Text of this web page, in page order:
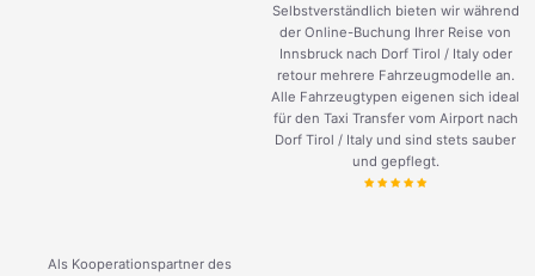
Selbstverständlich bieten wir während
der Online-Buchung Ihrer Reise von
Innsbruck nach Dorf Tirol / Italy oder
retour mehrere Fahrzeugmodelle an.
Alle Fahrzeugtypen eigenen sich ideal
für den Taxi Transfer vom Airport nach
Dorf Tirol / Italy und sind stets sauber
und gepflegt.
Als Kooperationspartner des